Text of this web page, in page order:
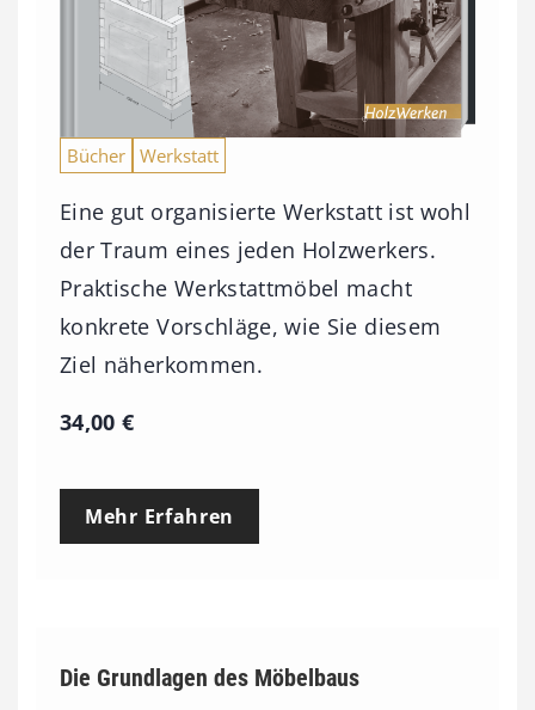
b
i
s
9
,
0
0
€
Bücher Werkstatt
Eine gut organisierte Werkstatt ist wohl
der Traum eines jeden Holzwerkers.
Praktische Werkstattmöbel macht
konkrete Vorschläge, wie Sie diesem
Ziel näherkommen.
34,00€
Mehr Erfahren
Die Grundlagen des Möbelbaus